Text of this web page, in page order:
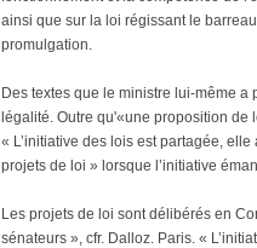
ainsi que sur la loi régissant le
promulgation.
Des textes que le ministre lui-même
légalité. Outre qu'«une proposition
« L’initiative des lois est partagée,
projets de loi » lorsque l’initiative
Les projets de loi sont délibérés en
sénateurs », cfr. Dalloz. Paris. «